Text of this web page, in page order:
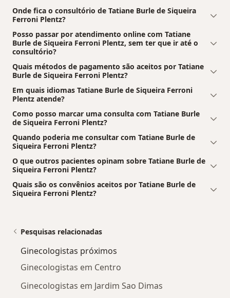
Onde fica o consultório de Tatiane Burle de Siqueira
Ferroni Plentz?
Posso passar por atendimento online com Tatiane
Burle de Siqueira Ferroni Plentz, sem ter que ir até o
consultório?
Quais métodos de pagamento são aceitos por Tatiane
Burle de Siqueira Ferroni Plentz?
Em quais idiomas Tatiane Burle de Siqueira Ferroni
Plentz atende?
Como posso marcar uma consulta com Tatiane Burle
de Siqueira Ferroni Plentz?
Quando poderia me consultar com Tatiane Burle de
Siqueira Ferroni Plentz?
O que outros pacientes opinam sobre Tatiane Burle de
Siqueira Ferroni Plentz?
Quais são os convênios aceitos por Tatiane Burle de
Siqueira Ferroni Plentz?
Pesquisas relacionadas
Ginecologistas próximos
Ginecologistas em Centro
Ginecologistas em Jardim Sao Dimas